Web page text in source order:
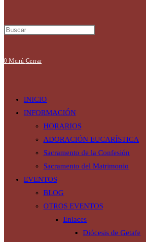
0 Menú Cerrar
INICIO
INFORMACIÓN
HORARIOS
ADORACIÓN EUCARÍSTICA
Sacramento de la Confesión
Sacramento del Matrimonio
EVENTOS
BLOG
OTROS EVENTOS
Enlaces
Diócesis de Getafe